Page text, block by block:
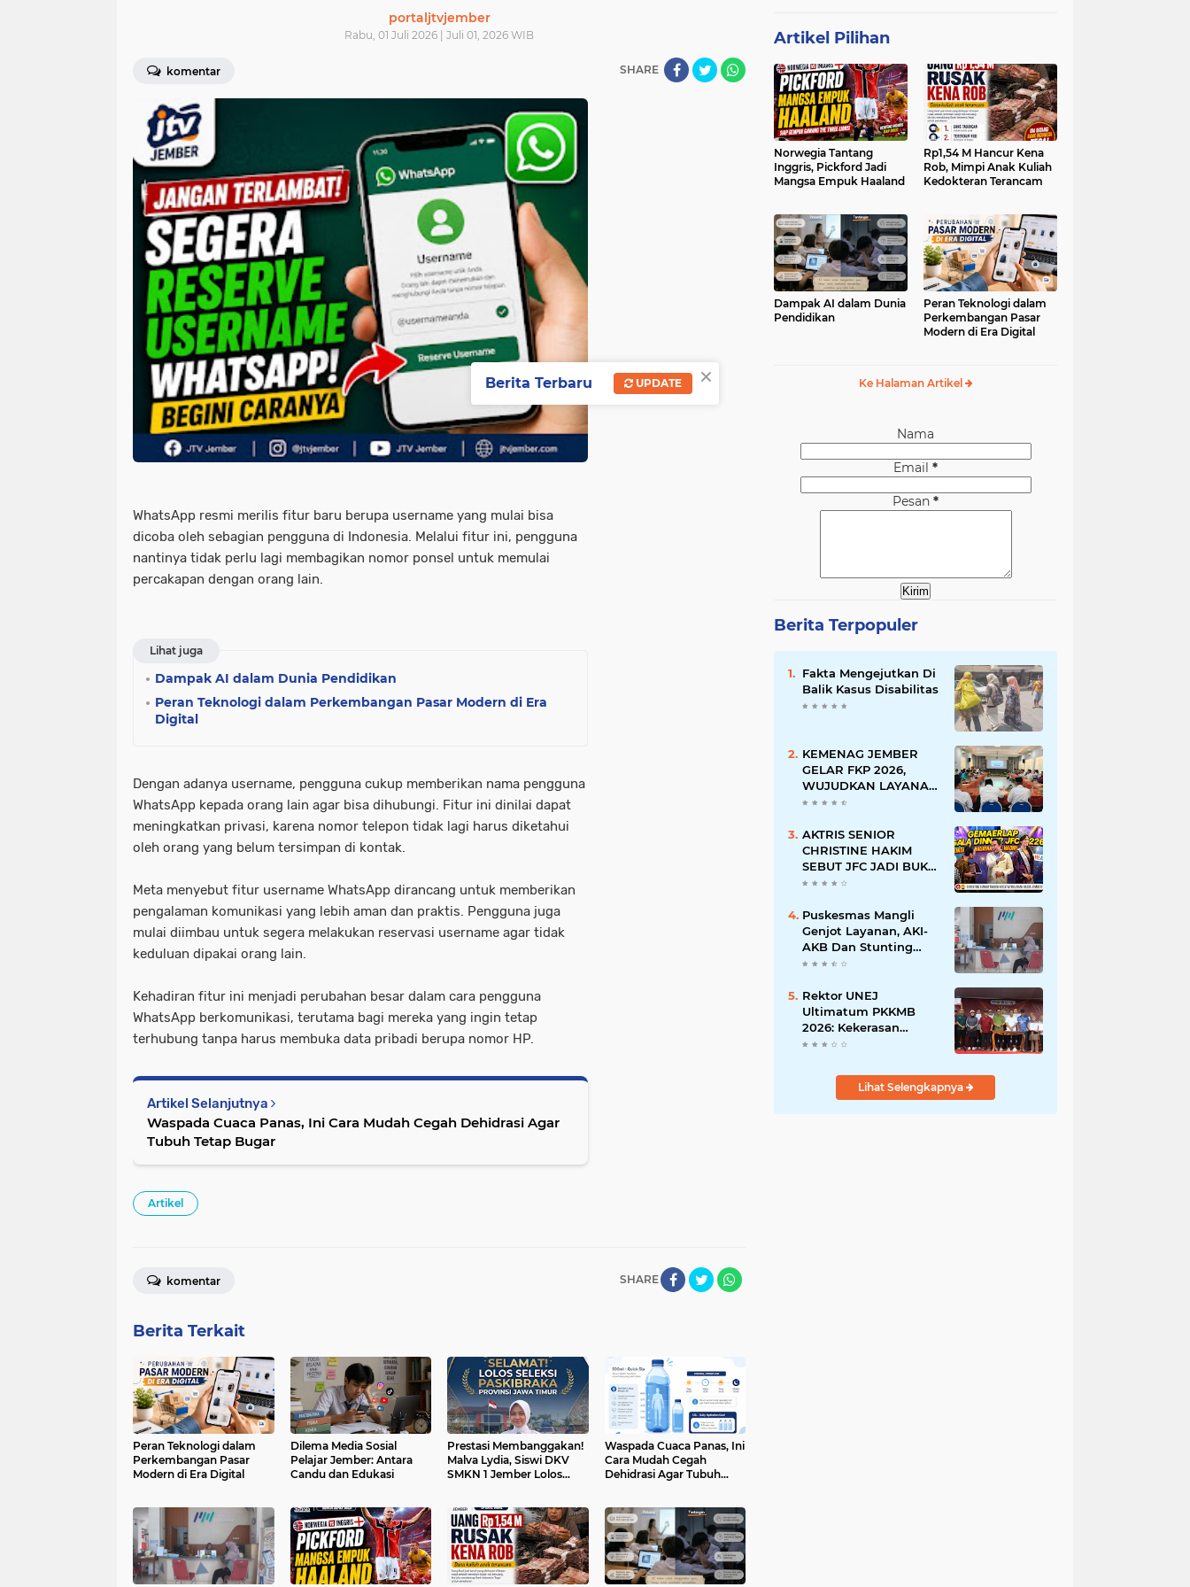
portaljtvjember
Rabu, 01 Juli 2026 | Juli 01, 2026 WIB
komentar SHARE
WhatsApp resmi merilis fitur baru berupa username yang mulai bisa
dicoba oleh sebagian pengguna di Indonesia. Melalui fitur ini, pengguna
nantinya tidak perlu lagi membagikan nomor ponsel untuk memulai
percakapan dengan orang lain.
Lihat juga
Dampak AI dalam Dunia Pendidikan
Peran Teknologi dalam Perkembangan Pasar Modern di Era
Digital
Dengan adanya username, pengguna cukup memberikan nama pengguna
WhatsApp kepada orang lain agar bisa dihubungi. Fitur ini dinilai dapat
meningkatkan privasi, karena nomor telepon tidak lagi harus diketahui
oleh orang yang belum tersimpan di kontak.
Meta menyebut fitur username WhatsApp dirancang untuk memberikan
pengalaman komunikasi yang lebih aman dan praktis. Pengguna juga
mulai diimbau untuk segera melakukan reservasi username agar tidak
keduluan dipakai orang lain.
Kehadiran fitur ini menjadi perubahan besar dalam cara pengguna
WhatsApp berkomunikasi, terutama bagi mereka yang ingin tetap
terhubung tanpa harus membuka data pribadi berupa nomor HP.
Artikel Selanjutnya
Waspada Cuaca Panas, Ini Cara Mudah Cegah Dehidrasi Agar
Tubuh Tetap Bugar
Artikel
SHARE
komentar
Berita Terkait
Peran Teknologi dalam
Perkembangan Pasar
Modern di Era Digital
Dilema Media Sosial
Pelajar Jember: Antara
Candu dan Edukasi
Prestasi Membanggakan!
Malva Lydia, Siswi DKV
SMKN 1 Jember Lolos
Waspada Cuaca Panas, Ini
Cara Mudah Cegah
Dehidrasi Agar Tubuh
Artikel Pilihan
Norwegia Tantang
Inggris, Pickford Jadi
Mangsa Empuk Haaland
Rp1,54 M Hancur Kena
Rob, Mimpi Anak Kuliah
Kedokteran Terancam
Dampak AI dalam Dunia
Pendidikan
Peran Teknologi dalam
Perkembangan Pasar
Modern di Era Digital
Ke Halaman Artikel
Nama
Email *
Pesan *
Berita Terpopuler
Fakta Mengejutkan Di
Balik Kasus Disabilitas
KEMENAG JEMBER
GELAR FKP 2026,
WUJUDKAN LAYANAN
BERSINAR DAN
AKTRIS SENIOR
CHRISTINE HAKIM
SEBUT JFC JADI BUKTI
KREATIVITAS ANAK
Puskesmas Mangli
Genjot Layanan, AKI-
AKB Dan Stunting
Ditekan
Rektor UNEJ
Ultimatum PKKMB
2026: Kekerasan
Dilarang, Dekan Turun
Lihat Selengkapnya
×
Berita Terbaru UPDATE